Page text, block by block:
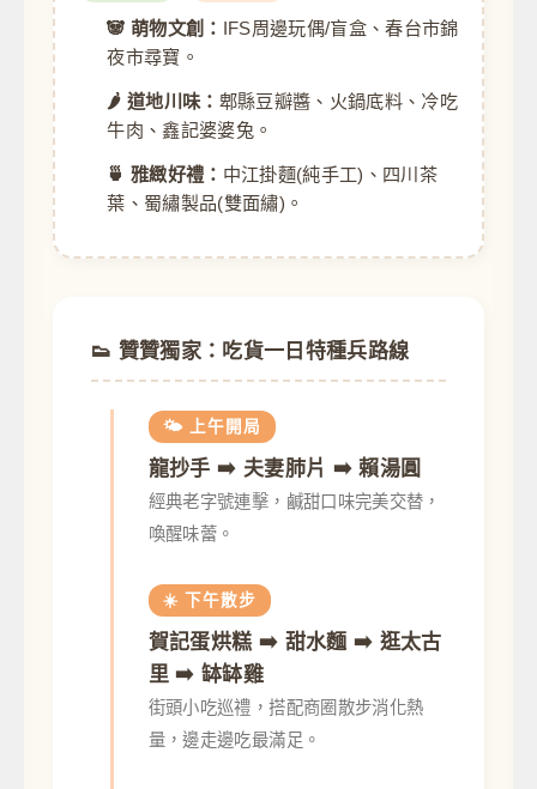
🐼 萌物文創： IFS周邊玩偶/盲盒、春台市錦
夜市尋寶。
🌶️ 道地川味： 郫縣豆瓣醬、火鍋底料、冷吃
牛肉、鑫記婆婆兔。
🍵 雅緻好禮： 中江掛麵(純手工)、四川茶
葉、蜀繡製品(雙面繡)。
👟 贊贊獨家：吃貨一日特種兵路線
🌤️ 上午開局
龍抄手 ➡️ 夫妻肺片 ➡️ 賴湯圓
經典老字號連擊，鹹甜口味完美交替，
喚醒味蕾。
☀️ 下午散步
賀記蛋烘糕 ➡️ 甜水麵 ➡️ 逛太古
里 ➡️ 缽缽雞
街頭小吃巡禮，搭配商圈散步消化熱
量，邊走邊吃最滿足。